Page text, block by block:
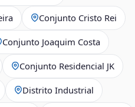
Conjunto Cristo Rei
Conjunto Joaquim Costa
Conjunto Residencial JK
Distrito Industrial